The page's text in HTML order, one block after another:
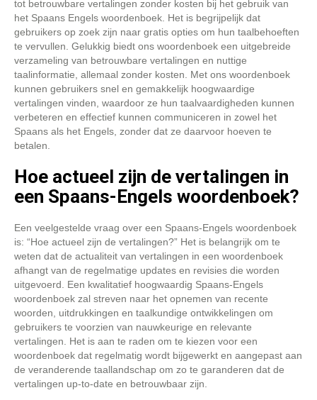
tot betrouwbare vertalingen zonder kosten bij het gebruik van
het Spaans Engels woordenboek. Het is begrijpelijk dat
gebruikers op zoek zijn naar gratis opties om hun taalbehoeften
te vervullen. Gelukkig biedt ons woordenboek een uitgebreide
verzameling van betrouwbare vertalingen en nuttige
taalinformatie, allemaal zonder kosten. Met ons woordenboek
kunnen gebruikers snel en gemakkelijk hoogwaardige
vertalingen vinden, waardoor ze hun taalvaardigheden kunnen
verbeteren en effectief kunnen communiceren in zowel het
Spaans als het Engels, zonder dat ze daarvoor hoeven te
betalen.
Hoe actueel zijn de vertalingen in
een Spaans-Engels woordenboek?
Een veelgestelde vraag over een Spaans-Engels woordenboek
is: “Hoe actueel zijn de vertalingen?” Het is belangrijk om te
weten dat de actualiteit van vertalingen in een woordenboek
afhangt van de regelmatige updates en revisies die worden
uitgevoerd. Een kwalitatief hoogwaardig Spaans-Engels
woordenboek zal streven naar het opnemen van recente
woorden, uitdrukkingen en taalkundige ontwikkelingen om
gebruikers te voorzien van nauwkeurige en relevante
vertalingen. Het is aan te raden om te kiezen voor een
woordenboek dat regelmatig wordt bijgewerkt en aangepast aan
de veranderende taallandschap om zo te garanderen dat de
vertalingen up-to-date en betrouwbaar zijn.